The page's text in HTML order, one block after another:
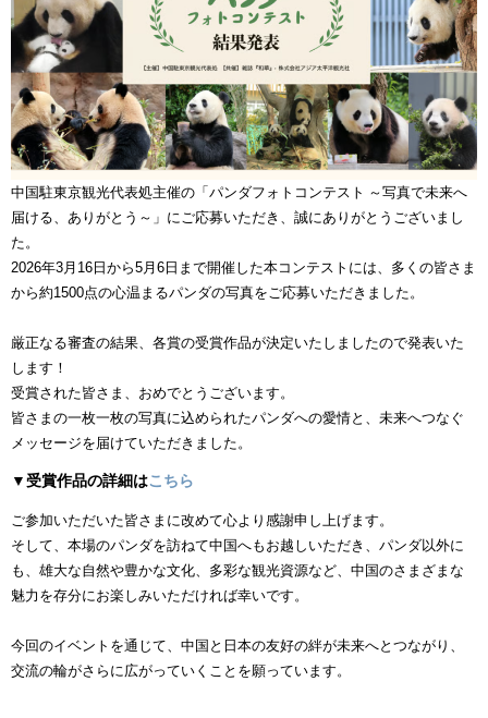
中国駐東京観光代表処主催の「パンダフォトコンテスト ～写真で未来へ
届ける、ありがとう～」にご応募いただき、誠にありがとうございまし
た。
2026年3月16日から5月6日まで開催した本コンテストには、多くの皆さま
から約1500点の心温まるパンダの写真をご応募いただきました。
厳正なる審査の結果、各賞の受賞作品が決定いたしましたので発表いた
します！
受賞された皆さま、おめでとうございます。
皆さまの一枚一枚の写真に込められたパンダへの愛情と、未来へつなぐ
メッセージを届けていただきました。
▼受賞作品の詳細は こちら
ご参加いただいた皆さまに改めて心より感謝申し上げます。
そして、本場のパンダを訪ねて中国へもお越しいただき、パンダ以外に
も、雄大な自然や豊かな文化、多彩な観光資源など、中国のさまざまな
魅力を存分にお楽しみいただければ幸いです。
今回のイベントを通じて、中国と日本の友好の絆が未来へとつながり、
交流の輪がさらに広がっていくことを願っています。